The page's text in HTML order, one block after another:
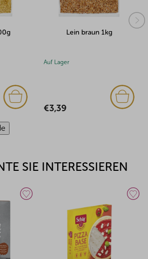
Lein braun 1kg
Auf Lager
€3,39
SIE INTERESSIEREN